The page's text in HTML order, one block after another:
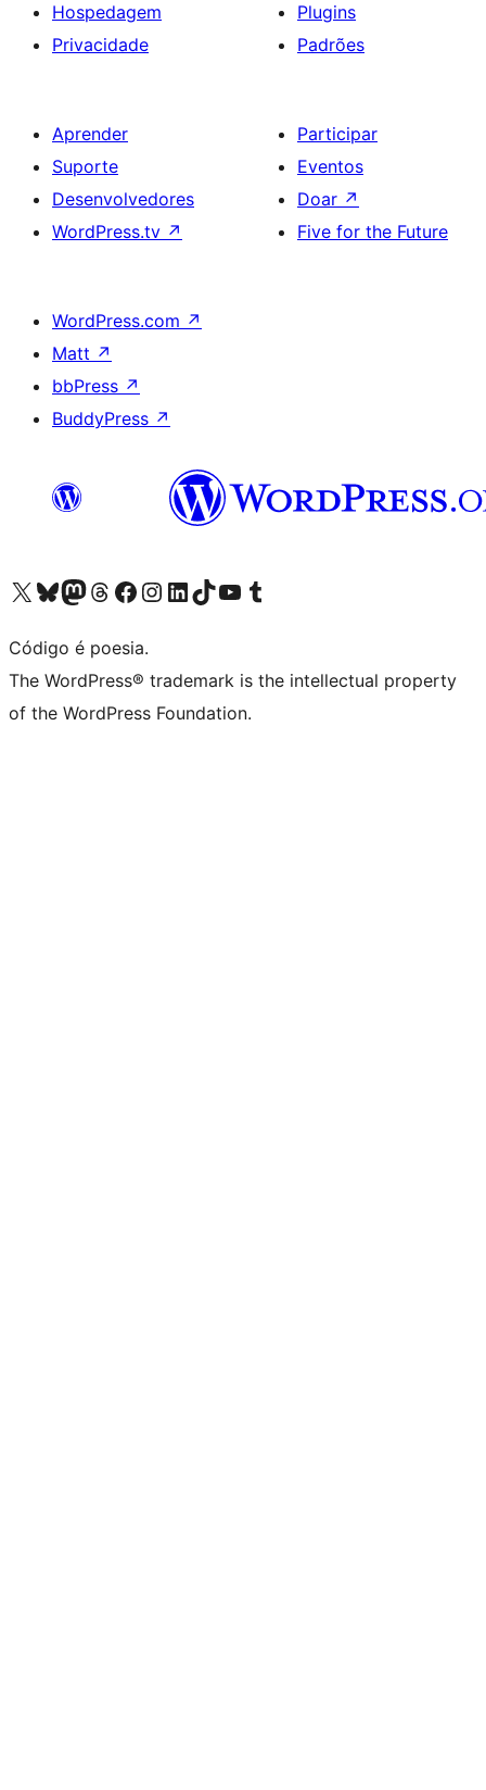
Hospedagem
Privacidade
Plugins
Padrões
Aprender
Suporte
Desenvolvedores
WordPress.tv ↗
Participar
Eventos
Doar ↗
Five for the Future
WordPress.com ↗
Matt ↗
bbPress ↗
BuddyPress ↗
Acessar nossa conta do X (antigo Twitter)
Acessar nossa conta do Bluesky
Acessar nossa conta do Mastodon
Acessar nossa conta do Threads
Acessar nossa página do Facebook
Acessar nossa conta do Instagram
Acessar nossa conta do LinkedIn
Acessar nossa conta do TikTok
Acessar nosso canal do YouTube
Acessar nossa conta no Tumblr
Código é poesia.
The WordPress® trademark is the intellectual property
of the WordPress Foundation.